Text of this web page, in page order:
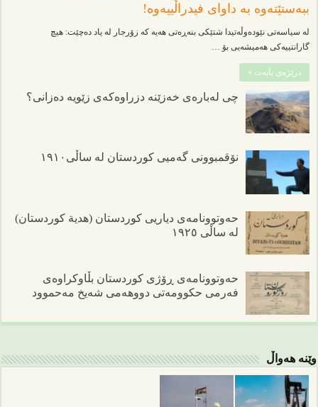
ببەستێتەوە بە داوای فیدراڵییەوە!
لە سیاسەتی نێودەوڵەتیدا شتێکی بنەڕەتی هەیە کە زۆرجار لە یاد دەچێت: هیچ
گارانتییەکی هەمیشەیی بۆ …
درێژەی بابەت »
چی لەبارەی خەزێنە دزراوەکەی زێویە دەزانی؟
نۆقمبوونی گەمیی کوردستان لە ساڵی١٩١٠
حەوتوونامەی دیاریی کوردستان (هدیة کوردستان)
لە ساڵی ١٩٢٥
حەوتوونامەی ڕۆژی کوردستان بڵاوکراوەی
فەرمی حکوومەتی دووهەمی شەیخ مەحموود
وێنە هەواڵ